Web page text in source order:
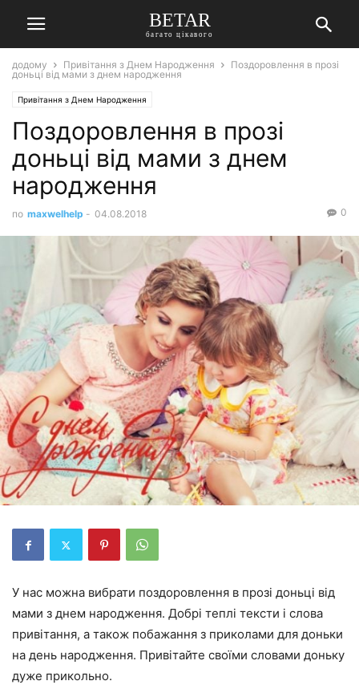
BETAR
багато цікавого
додому Привітання з Днем Народження
Поздоровлення в прозі
доньці від мами з днем народження
Привітання з Днем Народження
Поздоровлення в прозі
доньці від мами з днем
народження
по maxwelhelp - 04.08.2018 0
У нас можна вибрати поздоровлення в прозі доньці від
мами з днем народження. Добрі теплі тексти і слова
привітання, а також побажання з приколами для доньки
на день народження. Привітайте своїми словами доньку
дуже прикольно.